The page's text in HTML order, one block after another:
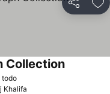
Partilhar
todo
Collection
Khalifa